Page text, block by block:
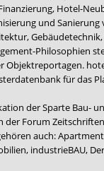
Hotel-
und Sanierung
Philosophien
Objektreportagen.
für das
der Sparte Bau-
Forum
auch:
, industrieBAU,